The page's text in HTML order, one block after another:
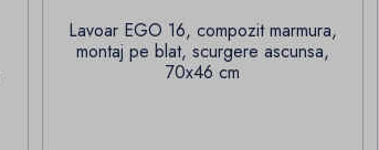
Lavoar EGO 16, compozit marmura,
montaj pe blat, scurgere ascunsa,
70x46 cm